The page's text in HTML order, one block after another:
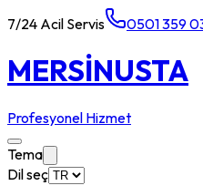
7/24 Acil Servis 0501 359
MERSİNUSTA
Profesyonel Hizmet
Tema
Dil seç